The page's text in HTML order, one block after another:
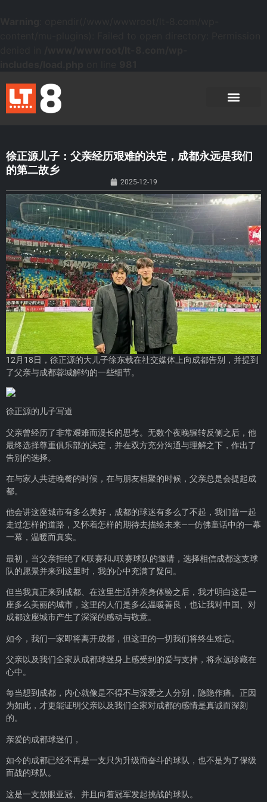
徐正源儿子：父亲经历艰难的决定，成都永远是我们
的第二故乡
2025-12-19
12月18日，徐正源的大儿子徐东载在社交媒体上向成都告别，并提到
了父亲与成都蓉城解约的一些细节。
徐正源的儿子写道
父亲曾经历了非常艰难而漫长的思考。无数个夜晚辗转反侧之后，他
最终选择尊重俱乐部的决定，并在双方充分沟通与理解之下，作出了
告别的选择。
在与家人共进晚餐的时候，在与朋友相聚的时候，父亲总是会提起成
都。
他会讲这座城市有多么美好，成都的球迷有多么了不起，我们曾一起
走过怎样的道路，又怀着怎样的期待去描绘未来——仿佛童话中的一幕
一幕，温暖而真实。
最初，当父亲拒绝了K联赛和J联赛球队的邀请，选择相信成都这支球
队的愿景并来到这里时，我的心中充满了疑问。
但当我真正来到成都、在这里生活并亲身体验之后，我才明白这是一
座多么美丽的城市，这里的人们是多么温暖善良，也让我对中国、对
成都这座城市产生了深深的感动与敬意。
如今，我们一家即将离开成都，但这里的一切我们将终生难忘。
父亲以及我们全家从成都球迷身上感受到的爱与支持，将永远珍藏在
心中。
每当想到成都，内心就像是不得不与深爱之人分别，隐隐作痛。正因
为如此，才更能证明父亲以及我们全家对成都的感情是真诚而深刻
的。
亲爱的成都球迷们，
如今的成都已经不再是一支只为升级而奋斗的球队，也不是为了保级
而战的球队。
这是一支放眼亚冠、并且向着冠军发起挑战的球队。